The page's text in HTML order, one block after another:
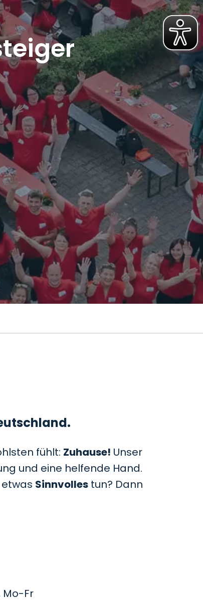
fühlt: Zuhause! Unser
und eine helfende Hand.
Sinnvolles tun? Dann
Mo-Fr